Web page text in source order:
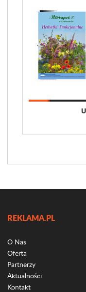
REKLAMA.PL
O Nas
Oferta
Partnerzy
Aktualności
Kontakt